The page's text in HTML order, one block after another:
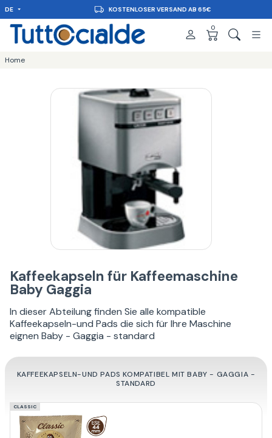
DE KOSTENLOSER VERSAND AB 65€
0
Home
Kaffeekapseln für Kaffeemaschine
Baby Gaggia
In dieser Abteilung finden Sie alle kompatible
Kaffeekapseln-und Pads die sich für Ihre Maschine
eignen Baby - Gaggia - standard
KAFFEEKAPSELN-UND PADS KOMPATIBEL MIT BABY - GAGGIA -
STANDARD
CLASSIC